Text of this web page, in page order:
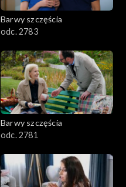
Barwy szczęścia
odc. 2783
Barwy szczęścia
odc. 2781